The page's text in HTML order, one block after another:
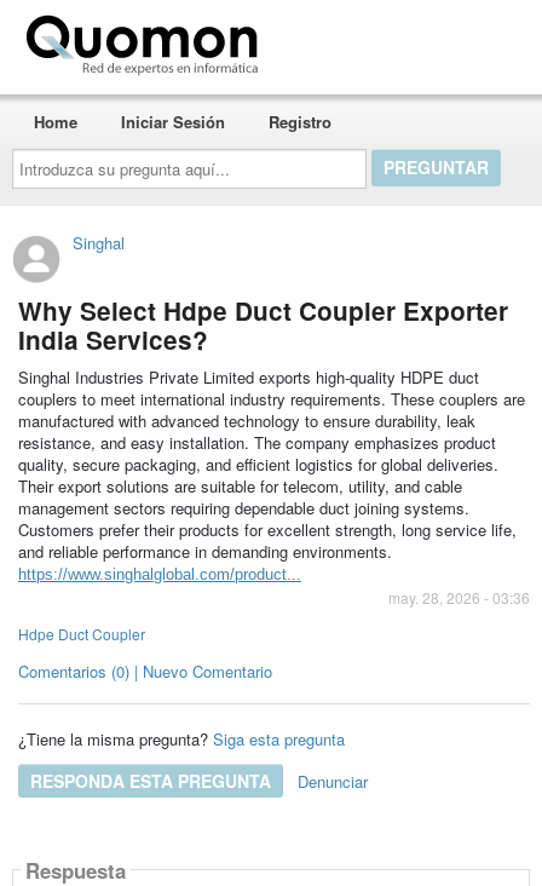
Introduzca
su
pregunta
aquí...
Home Iniciar Sesión Registro
Singhal
Why Select Hdpe Duct Coupler Exporter
India Services?
Singhal Industries Private Limited exports high-quality HDPE duct
couplers to meet international industry requirements. These couplers are
manufactured with advanced technology to ensure durability, leak
resistance, and easy installation. The company emphasizes product
quality, secure packaging, and efficient logistics for global deliveries.
Their export solutions are suitable for telecom, utility, and cable
management sectors requiring dependable duct joining systems.
Customers prefer their products for excellent strength, long service life,
and reliable performance in demanding environments.
https://www.singhalglobal.com/product...
may. 28, 2026 - 03:36
Hdpe Duct Coupler
Comentarios (0) | Nuevo Comentario
¿Tiene la misma pregunta? Siga esta pregunta
RESPONDA ESTA PREGUNTA Denunciar
Respuesta